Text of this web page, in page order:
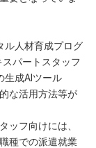
ル人材育成プログ
パートスタッフ
生成AIツール
な活用方法等が
ッフ向けには、
種での派遣就業